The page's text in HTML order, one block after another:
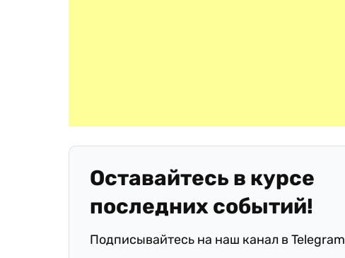
Оставайтесь в курсе
последних событий!
Подписывайтесь на наш канал в Telegram